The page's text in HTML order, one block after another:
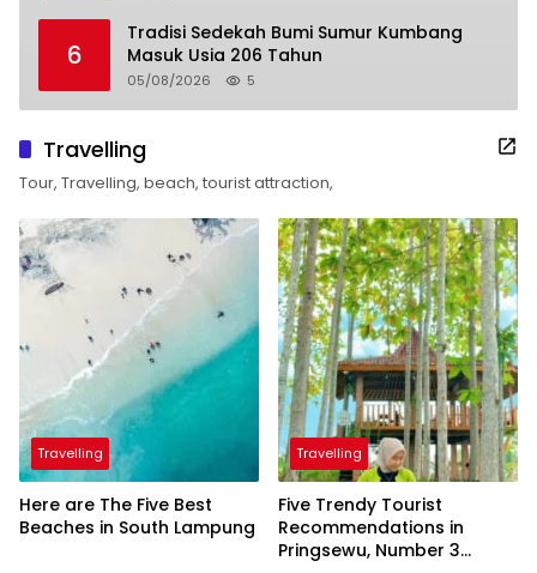
6
Tradisi Sedekah Bumi Sumur Kumbang
Masuk Usia 206 Tahun
05/08/2026 5
Travelling
Tour, Travelling, beach, tourist attraction,
Travelling
Here are The Five Best
Beaches in South Lampung
Travelling
Five Trendy Tourist
Recommendations in
Pringsewu, Number 3